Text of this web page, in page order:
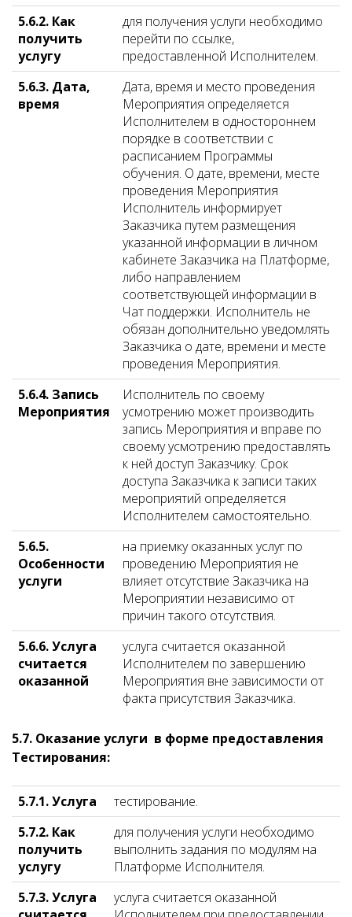
5.6.2. Как
получить
услугу
для получения услуги необходимо
перейти по ссылке,
предоставленной Исполнителем.
5.6.3. Дата,
время
Дата, время и место проведения
Мероприятия определяется
Исполнителем в одностороннем
порядке в соответствии с
расписанием Программы
обучения. О дате, времени, месте
проведения Мероприятия
Исполнитель информирует
Заказчика путем размещения
указанной информации в личном
кабинете Заказчика на Платформе,
либо направлением
соответствующей информации в
Чат поддержки. Исполнитель не
обязан дополнительно уведомлять
Заказчика о дате, времени и месте
проведения Мероприятия.
5.6.4. Запись
Мероприятия
Исполнитель по своему
усмотрению может производить
запись Мероприятия и вправе по
своему усмотрению предоставлять
к ней доступ Заказчику. Срок
доступа Заказчика к записи таких
мероприятий определяется
Исполнителем самостоятельно.
5.6.5.
Особенности
услуги
на приемку оказанных услуг по
проведению Мероприятия не
влияет отсутствие Заказчика на
Мероприятии независимо от
причин такого отсутствия.
5.6.6. Услуга
считается
оказанной
услуга считается оказанной
Исполнителем по завершению
Мероприятия вне зависимости от
факта присутствия Заказчика.
5.7. Оказание услуги в форме предоставления
Тестирования:
5.7.1. Услуга
тестирование.
5.7.2. Как
получить
услугу
для получения услуги необходимо
выполнить задания по модулям на
Платформе Исполнителя.
5.7.3. Услуга
услуга считается оказанной